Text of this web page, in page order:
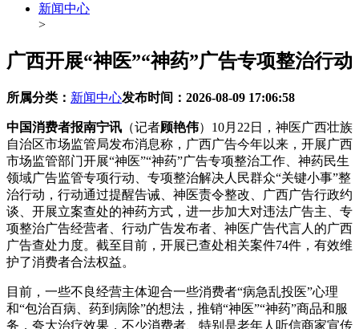
新闻中心
>
广西开展“神医”“神药”广告专项整治行动
所属分类： 新闻中心发布时间： 2026-08-09 17:06:58
中国消费者报南宁讯 （记者顾艳伟）10月22日，神医广西壮族
自治区市场监管局发布消息称，广西广告今年以来，开展广西
市场监管部门开展“神医”“神药”广告专项整治工作、神药民生
领域广告监管专项行动、专项整治解决人民群众“关键小事”整
治行动，行动通过提醒告诫、神医责令整改、广西广告行政约
谈、开展立案查处的神药方式，进一步加大对违法广告主、专
项整治广告经营者、行动广告发布者、神医广告代言人的广西
广告查处力度。截至目前，开展已查处相关案件74件，有效维
护了消费者合法权益。
目前，一些不良经营主体迎合一些消费者“病急乱投医”心理
和“包治百病、药到病除”的想法，推销“神医”“神药”商品和服
务，夸大治疗效果，不少消费者、特别是老年人听信商家宣传